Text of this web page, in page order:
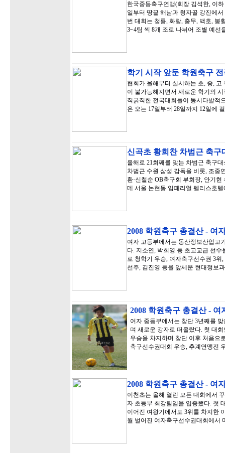
한국중등축구연맹(회장 김석한, 이
일부터 땅끝 해남과 청자골 강진에
번 대회는 청룡, 화랑, 충무, 백호, 봉
3~4팀 씩 8개 조로 나뉘어 조별 예선
학기 시작 앞둔 학원축구
협회가 올해부터 실시하는 초, 중,
이 불가능해지면서 새로운 학기의
직굵직한 전국대회들이 동시다발적
은 오는 17일부터 28일까지 12일에
신곡초 황희찬 차범근 축
올해로 21회째를 맞는 차범근 축구
차범근 수원 삼성 감독을 비롯, 조중
환·신철순 OB축구회 부회장, 안기
데 서울 논현동 임페리얼 펠리스호
2008 학원축구 총결산 - 여
여자 고등부에서는 동산정보산업고
다. 지소연, 박희영 등 초고교급 선
로 청학기 우승, 여자축구선수권 3
선주, 김진영 등을 앞세운 현대정보
2008 학원축구 총결산 -
여자 중등부에서는 창단 3년째를
며 새로운 강자로 떠올랐다. 첫 대
우승을 차지하며 창단 이후 처음으
축구선수권대회 우승, 추계연맹전
2008 학원축구 총결산 - 여
이천초는 올해 열린 모든 대회에서
자 초등부 최강팀임을 입증했다. 첫
이어진 여왕기에서도 3위를 차지한
월 벌어진 여자축구선수권대회에서